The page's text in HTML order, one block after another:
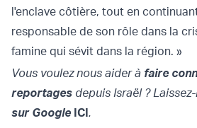
l'enclave côtière, tout en
responsable de son rôle dans la
famine qui sévit dans la région. »
Vous voulez nous aider à faire
reportages depuis Israël ?
sur Google ICI.